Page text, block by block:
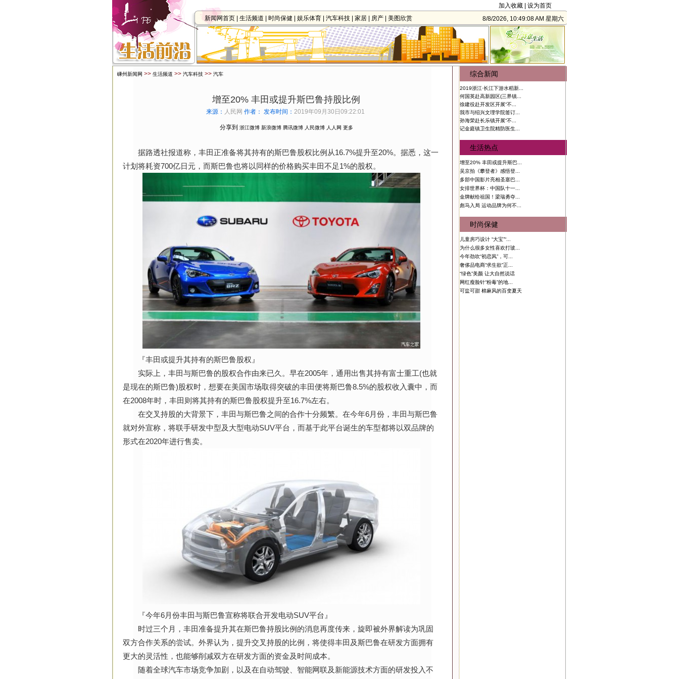
加入收藏
设为首页
新闻网首页
生活频道 时尚保健 娱乐体育 汽车科技 家居 房产 美图欣赏 8/8/2026, 10:49:08 AM 星期六
嵊州新闻网 >> 生活频道 >> 汽车科技 >> 汽车
增至20% 丰田或提升斯巴鲁持股比例
来源： 人民网 作者： 发布时间： 2019年09月30日09:22:01
分享到 浙江微博 新浪微博 腾讯微博 人民微博 人人网 更多
据路透社报道称，丰田正准备将其持有的斯巴鲁股权比例从16.7%提升至20%。据悉，这一
计划将耗资700亿日元，而斯巴鲁也将以同样的价格购买丰田不足1%的股权。
『丰田或提升其持有的斯巴鲁股权』
实际上，丰田与斯巴鲁的股权合作由来已久。早在2005年，通用出售其持有富士重工(也就
是现在的斯巴鲁)股权时，想要在美国市场取得突破的丰田便将斯巴鲁8.5%的股权收入囊中，而
在2008年时，丰田则将其持有的斯巴鲁股权提升至16.7%左右。
在交叉持股的大背景下，丰田与斯巴鲁之间的合作十分频繁。在今年6月份，丰田与斯巴鲁
就对外宣称，将联手研发中型及大型电动SUV平台，而基于此平台诞生的车型都将以双品牌的
形式在2020年进行售卖。
『今年6月份丰田与斯巴鲁宣称将联合开发电动SUV平台』
时过三个月，丰田准备提升其在斯巴鲁持股比例的消息再度传来，旋即被外界解读为巩固
双方合作关系的尝试。外界认为，提升交叉持股的比例，将使得丰田及斯巴鲁在研发方面拥有
更大的灵活性，也能够削减双方在研发方面的资金及时间成本。
随着全球汽车市场竞争加剧，以及在自动驾驶、智能网联及新能源技术方面的研发投入不
综合新闻
2019浙江·长江下游水稻新...
何国英赴高新园区(三界镇...
徐建役赴开发区开展“不...
我市与绍兴文理学院签订...
孙海荣赴长乐镇开展“不...
记金庭镇卫生院精防医生...
生活热点
增至20% 丰田或提升斯巴...
吴京拍《攀登者》感悟登...
多部中国影片亮相圣塞巴...
女排世界杯：中国队十一...
金牌献给祖国！梁瑞勇夺...
彪马入局 运动品牌为何不...
时尚保健
儿童房巧设计 “大宝”“...
为什么很多女性喜欢打玻...
今年劲吹“初恋风”，可...
奢侈品电商“求生欲”正...
“绿色”美颜 让大自然说话
网红瘦脸针“粉毒”的地...
可盐可甜 棉麻风的百变夏天